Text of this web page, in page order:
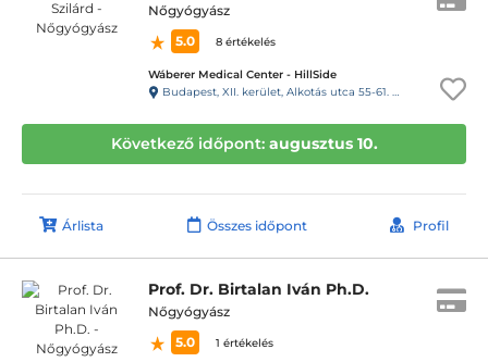
Nőgyógyász
5.0
8 értékelés
Wáberer Medical Center - HillSide
Budapest, XII. kerület, Alkotás utca 55-61. Hillside
Következő időpont: augusztus 10.
Árlista Összes időpont Profil
Prof. Dr. Birtalan Iván Ph.D.
Nőgyógyász
5.0
1 értékelés